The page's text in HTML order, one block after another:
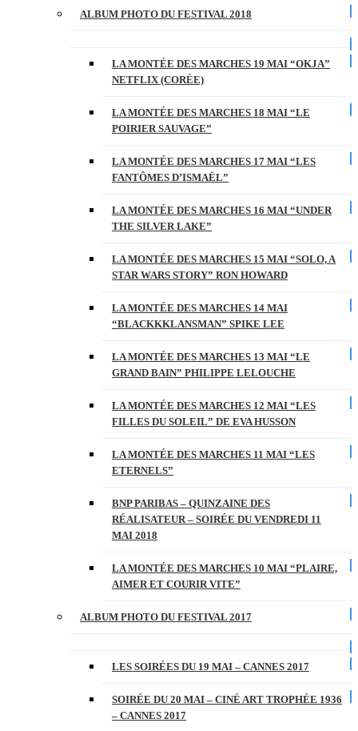
ALBUM PHOTO DU FESTIVAL 2018
LA MONTÉE DES MARCHES 19 MAI “OKJA”
NETFLIX (CORÉE)
LA MONTÉE DES MARCHES 18 MAI “LE
POIRIER SAUVAGE”
LA MONTÉE DES MARCHES 17 MAI “LES
FANTÔMES D’ISMAËL”
LA MONTÉE DES MARCHES 16 MAI “UNDER
THE SILVER LAKE”
LA MONTÉE DES MARCHES 15 MAI “SOLO, A
STAR WARS STORY” RON HOWARD
LA MONTÉE DES MARCHES 14 MAI
“BLACKKKLANSMAN” SPIKE LEE
LA MONTÉE DES MARCHES 13 MAI “LE
GRAND BAIN” PHILIPPE LELOUCHE
LA MONTÉE DES MARCHES 12 MAI “LES
FILLES DU SOLEIL” DE EVA HUSSON
LA MONTÉE DES MARCHES 11 MAI “LES
ETERNELS”
BNP PARIBAS – QUINZAINE DES
RÉALISATEUR – SOIRÉE DU VENDREDI 11
MAI 2018
LA MONTÉE DES MARCHES 10 MAI “PLAIRE,
AIMER ET COURIR VITE”
ALBUM PHOTO DU FESTIVAL 2017
LES SOIRÉES DU 19 MAI – CANNES 2017
SOIRÉE DU 20 MAI – CINÉ ART TROPHÉE 1936
– CANNES 2017